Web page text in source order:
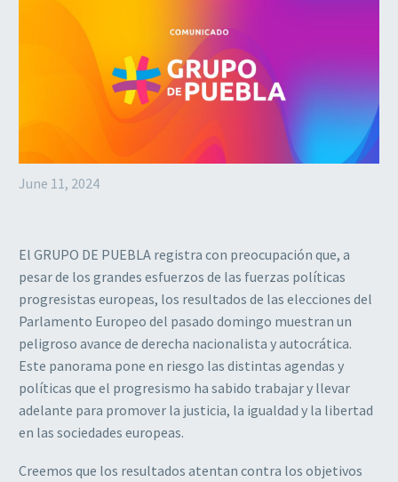
June 11, 2024
El GRUPO DE PUEBLA registra con preocupación que, a
pesar de los grandes esfuerzos de las fuerzas políticas
progresistas europeas, los resultados de las elecciones del
Parlamento Europeo del pasado domingo muestran un
peligroso avance de derecha nacionalista y autocrática.
Este panorama pone en riesgo las distintas agendas y
políticas que el progresismo ha sabido trabajar y llevar
adelante para promover la justicia, la igualdad y la libertad
en las sociedades europeas.
Creemos que los resultados atentan contra los objetivos